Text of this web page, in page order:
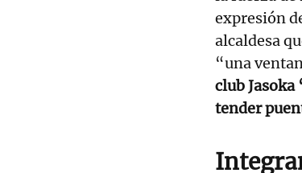
expresión
alcaldesa
“una
club
tender